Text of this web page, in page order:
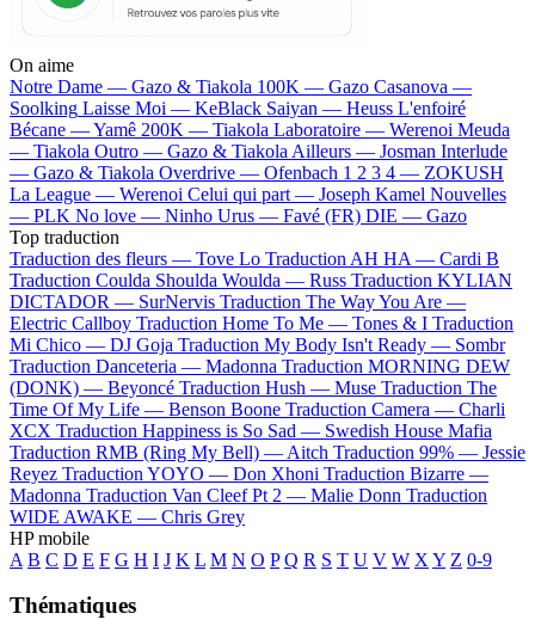
On aime
Notre Dame — Gazo & Tiakola 100K — Gazo Casanova —
Soolking Laisse Moi — KeBlack Saiyan — Heuss L'enfoiré
Bécane —Yamê 200K — Tiakola Laboratoire — Werenoi Meuda
— Tiakola Outro — Gazo & Tiakola Ailleurs — Josman Interlude
— Gazo & Tiakola Overdrive — Ofenbach 1 2 3 4 — ZOKUSH
La League — Werenoi Celui qui part — Joseph Kamel Nouvelles
— PLK No love — Ninho Urus — Favé (FR) DIE — Gazo
Top traduction
Traduction des fleurs — Tove Lo Traduction AH HA — Cardi B
Traduction Coulda Shoulda Woulda — Russ Traduction KYLIAN
DICTADOR — SurNervis Traduction The Way You Are —
Electric Callboy Traduction Home To Me — Tones & I Traduction
Mi Chico — DJ Goja Traduction My Body Isn't Ready — Sombr
Traduction Danceteria — Madonna Traduction MORNING DEW
(DONK) — Beyoncé Traduction Hush — Muse Traduction The
Time Of My Life — Benson Boone Traduction Camera — Charli
XCX Traduction Happiness is So Sad — Swedish House Mafia
Traduction RMB (Ring My Bell) — Aitch Traduction 99% — Jessie
Reyez Traduction YOYO — Don Xhoni Traduction Bizarre —
Madonna Traduction Van Cleef Pt 2 — Malie Donn Traduction
WIDE AWAKE — Chris Grey
HP mobile
A B C D E F G H I J K L M N O P Q R S T U V W X Y Z 0-9
Thématiques